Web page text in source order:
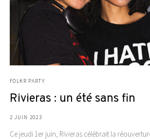
FOLKR PARTY
Rivieras : un été sans fin
2 JUIN 2023
Ce jeudi 1er juin, Rivieras célébrait la